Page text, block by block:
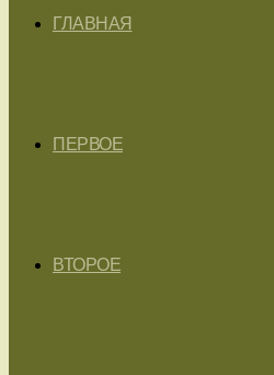
ГЛАВНАЯ
ПЕРВОЕ
ВТОРОЕ